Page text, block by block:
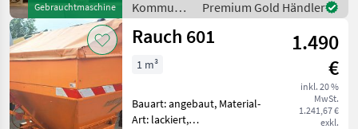
Gebrauchtmaschine
Sand- und Salzstreuer - mit
120 Liter Fass
Kommunalgeräte
/ Sonstige
Premium Gold Händler
Rauch 601
1.490
€
inkl. 20 %
MwSt.
1.241,67 €
exkl.
1 m³
Bauart: angebaut, Material-
Art: lackiert,